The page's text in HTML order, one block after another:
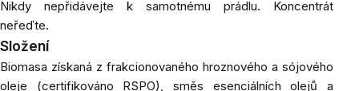
Nikdy nepřidávejte k samotnému prádlu. Koncentrát
neřeďte.
Složení
Biomasa získaná z frakcionovaného hroznového a sójového
oleje (certifikováno RSPO), směs esenciálních olejů a